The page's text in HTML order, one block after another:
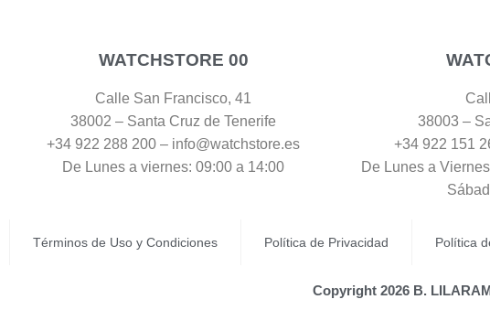
WATCHSTORE 00
Calle San Francisco, 41
38002 – Santa Cruz de Tenerife
+34 922 288 200 – info@watchstore.es
De Lunes a viernes: 09:00 a 14:00
38003 –
+34 922 151
De Lunes a
Términos de Uso y Condiciones Política de Privacidad Política
Copyright 2026 B.